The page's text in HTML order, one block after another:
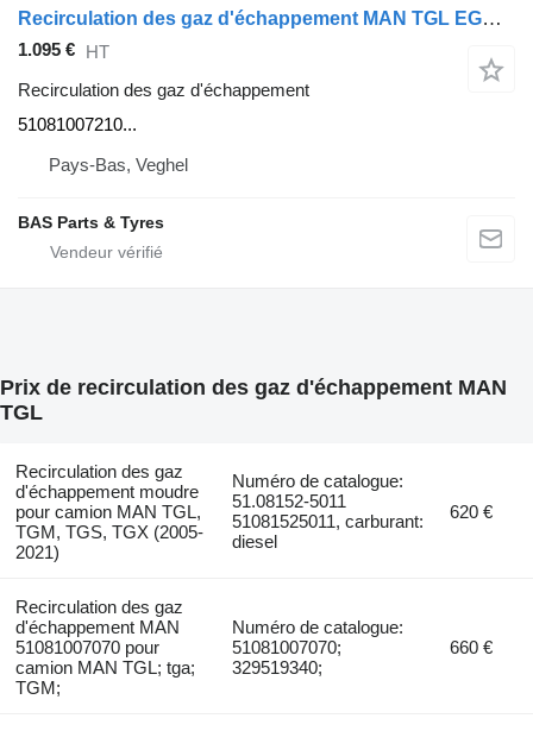
Recirculation des gaz d'échappement MAN TGL EGR cooler 51081007210 pour camion MAN TGL
1.095 € HT
Recirculation des gaz d'échappement
51081007210...
Pays-Bas, Veghel
BAS Parts & Tyres
Prix de recirculation des gaz d'échappement MAN
TGL
Recirculation des gaz
d'échappement moudre
pour camion MAN TGL,
TGM, TGS, TGX (2005-
2021)
Numéro de catalogue:
51.08152-5011
51081525011, carburant:
diesel
620 €
Recirculation des gaz
d'échappement MAN
51081007070 pour
camion MAN TGL; tga;
TGM;
Numéro de catalogue:
51081007070;
329519340;
660 €